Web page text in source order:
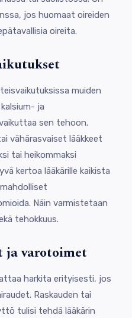
jos huomaat oireiden
oireita.
muiden
ja
sen tehoon.
vähärasvaiset lääkkeet
tai heikommaksi
kertoa lääkärille kaikista
Näin varmistetaan
tehokkuus.
varotoimet
harkita erityisesti, jos
Raskauden tai
tulisi tehdä lääkärin